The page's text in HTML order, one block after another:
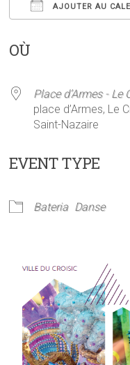
AJOUTER AU
OÙ
Place d’Armes - Le
place d’Armes, Le
Saint-Nazaire
EVENT TYPE
Bateria Danse